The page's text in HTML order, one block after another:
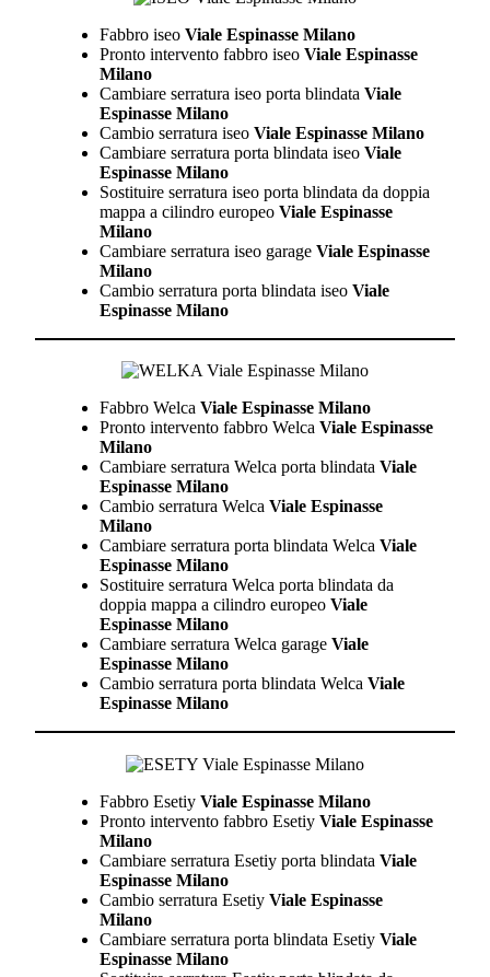
Fabbro iseo Viale Espinasse Milano
Pronto intervento fabbro iseo Viale Espinasse
Milano
Cambiare serratura iseo porta blindata Viale
Espinasse Milano
Cambio serratura iseo Viale Espinasse Milano
Cambiare serratura porta blindata iseo Viale
Espinasse Milano
Sostituire serratura iseo porta blindata da doppia
mappa a cilindro europeo Viale Espinasse
Milano
Cambiare serratura iseo garage Viale Espinasse
Milano
Cambio serratura porta blindata iseo Viale
Espinasse Milano
Fabbro Welca Viale Espinasse Milano
Pronto intervento fabbro Welca Viale Espinasse
Milano
Cambiare serratura Welca porta blindata Viale
Espinasse Milano
Cambio serratura Welca Viale Espinasse
Milano
Cambiare serratura porta blindata Welca Viale
Espinasse Milano
Sostituire serratura Welca porta blindata da
doppia mappa a cilindro europeo Viale
Espinasse Milano
Cambiare serratura Welca garage Viale
Espinasse Milano
Cambio serratura porta blindata Welca Viale
Espinasse Milano
Fabbro Esetiy Viale Espinasse Milano
Pronto intervento fabbro Esetiy Viale Espinasse
Milano
Cambiare serratura Esetiy porta blindata Viale
Espinasse Milano
Cambio serratura Esetiy Viale Espinasse
Milano
Cambiare serratura porta blindata Esetiy Viale
Espinasse Milano